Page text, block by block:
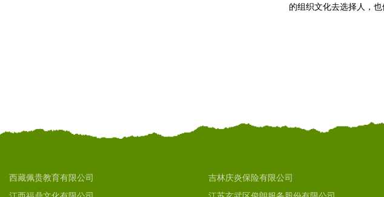
的组织文化去选择人，
西藏佩贵教育有限公司 吉林庆炎保险有限公司